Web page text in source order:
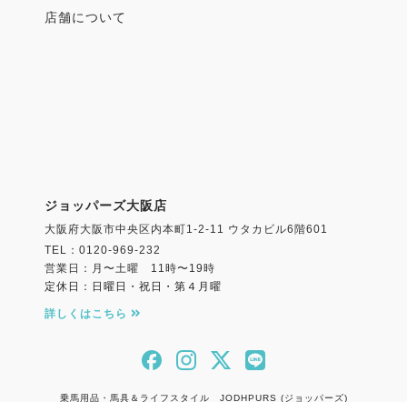
店舗について
ジョッパーズ大阪店
大阪府大阪市中央区内本町1-2-11 ウタカビル6階601
TEL：0120-969-232
営業日：月〜土曜 11時〜19時
定休日：日曜日・祝日・第４月曜
詳しくはこちら
乗馬用品・馬具＆ライフスタイル JODHPURS (ジョッパーズ)